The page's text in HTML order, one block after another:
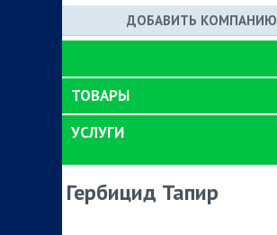
ДОБАВИТЬ КОМПАНИЮ
ТОВАРЫ
УСЛУГИ
Гербицид Тапир